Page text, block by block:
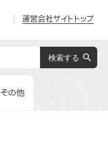
運営会社サイトトップ
その他